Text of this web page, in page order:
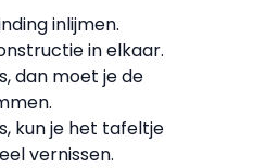
in­lijmen.
in elkaar.
dan moet je de
kun je het tafeltje
vernissen.